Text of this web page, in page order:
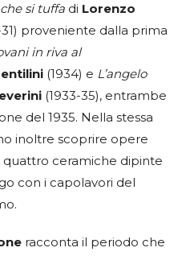
si tuffa di Lorenzo
31) proveniente dalla prima
in riva al
(1934) e L’angelo
(1933-35), entrambe
del 1935. Nella stessa
inoltre scoprire opere
ceramiche dipinte
con i capolavori del
racconta il periodo che